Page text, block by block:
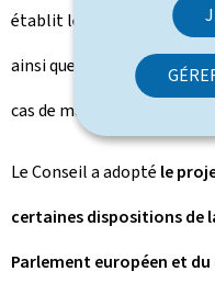
établit les sanctions
ainsi que les sanctions
cas de manquements
Le Conseil a adopté le
certaines dispositions de
Parlement européen et du